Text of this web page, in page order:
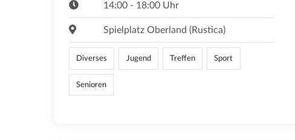
14:00 - 18:00 Uhr
Spielplatz Oberland (Rustica)
Diverses Jugend Treffen Sport
Senioren